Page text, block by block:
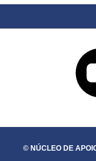
© NÚCLEO DE